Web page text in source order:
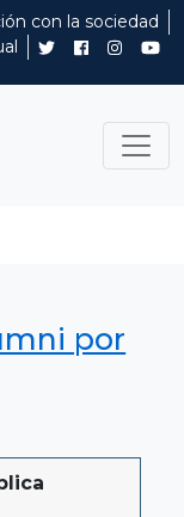
con la sociedad
por